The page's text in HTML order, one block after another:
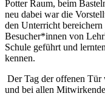
Potter Raum, beim
neu dabei war die
den Unterricht
Besucher*innen von
Schule geführt und
kennen.
Der Tag der offenen
und bei allen